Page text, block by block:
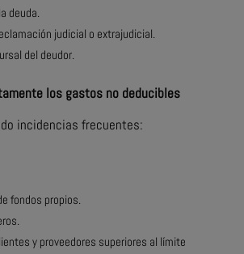
deuda.
judicial o extrajudicial.
del deudor.
los gastos no deducibles
incidencias frecuentes:
fondos propios.
y proveedores superiores al límite